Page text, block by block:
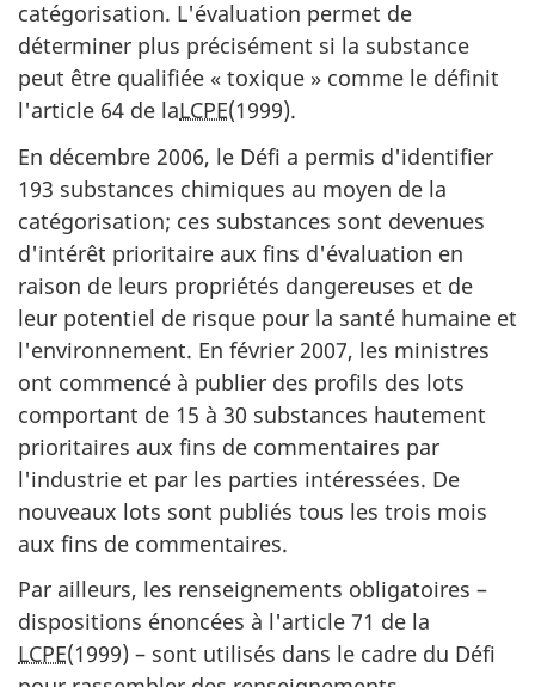
catégorisation. L'évaluation permet de
déterminer plus précisément si la substance
peut être qualifiée « toxique » comme le définit
l'article 64 de laLCPE(1999).
En décembre 2006, le Défi a permis d'identifier
193 substances chimiques au moyen de la
catégorisation; ces substances sont devenues
d'intérêt prioritaire aux fins d'évaluation en
raison de leurs propriétés dangereuses et de
leur potentiel de risque pour la santé humaine et
l'environnement. En février 2007, les ministres
ont commencé à publier des profils des lots
comportant de 15 à 30 substances hautement
prioritaires aux fins de commentaires par
l'industrie et par les parties intéressées. De
nouveaux lots sont publiés tous les trois mois
aux fins de commentaires.
Par ailleurs, les renseignements obligatoires –
dispositions énoncées à l'article 71 de la
LCPE(1999) – sont utilisés dans le cadre du Défi